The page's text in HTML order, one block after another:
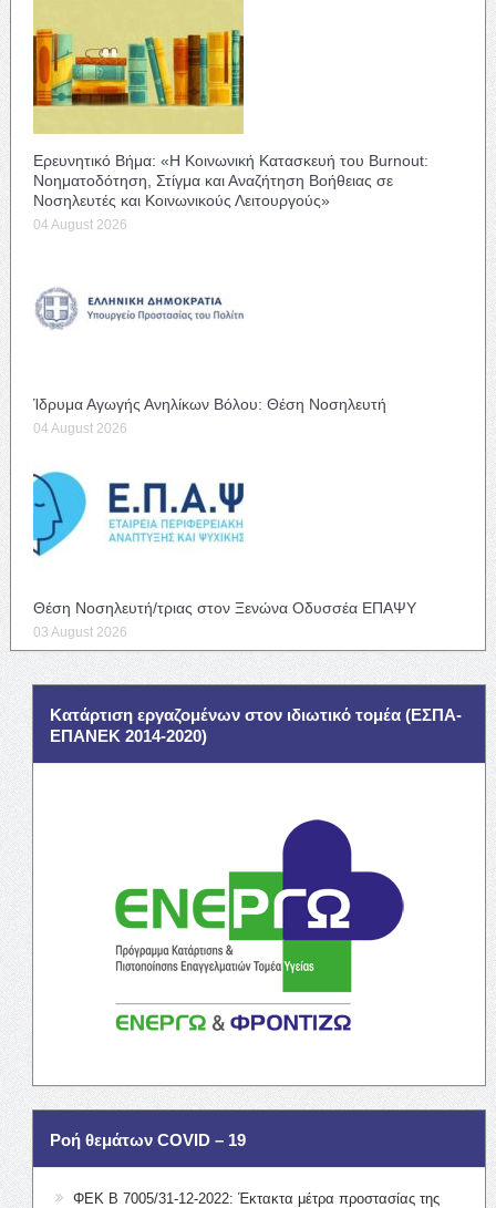
Ερευνητικό Βήμα: «Η Κοινωνική Κατασκευή του Burnout:
Νοηματοδότηση, Στίγμα και Αναζήτηση Βοήθειας σε
Νοσηλευτές και Κοινωνικούς Λειτουργούς»
04 August 2026
Ίδρυμα Αγωγής Ανηλίκων Βόλου: Θέση Νοσηλευτή
04 August 2026
Θέση Νοσηλευτή/τριας στον Ξενώνα Οδυσσέα ΕΠΑΨΥ
03 August 2026
Κατάρτιση εργαζομένων στον ιδιωτικό τομέα (ΕΣΠΑ-
ΕΠΑΝΕΚ 2014-2020)
Ροή θεμάτων COVID – 19
ΦΕΚ Β 7005/31-12-2022: Έκτακτα μέτρα προστασίας της